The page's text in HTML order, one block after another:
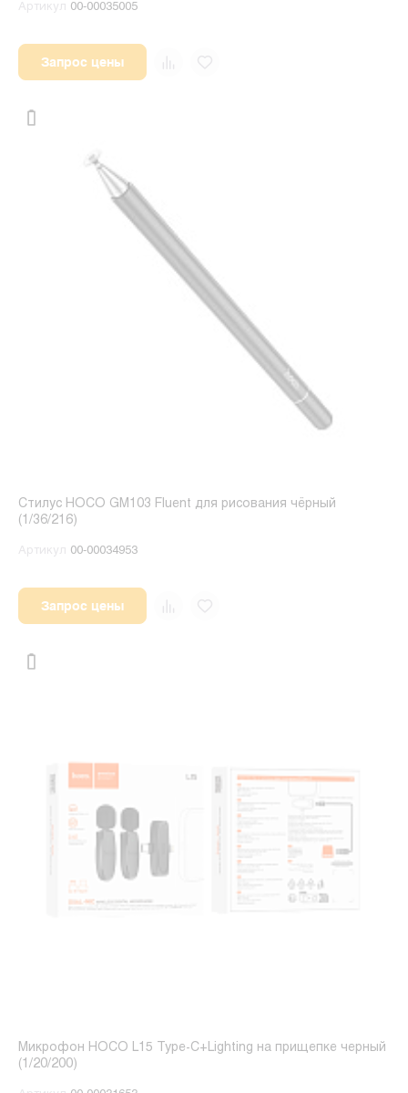
Артикул 00-00035005
Запрос цены
Стилус HOCO GM103 Fluent для рисования чёрный
(1/36/216)
Артикул 00-00034953
Запрос цены
Микрофон HOCO L15 Type-C+Lighting на прищепке черный
(1/20/200)